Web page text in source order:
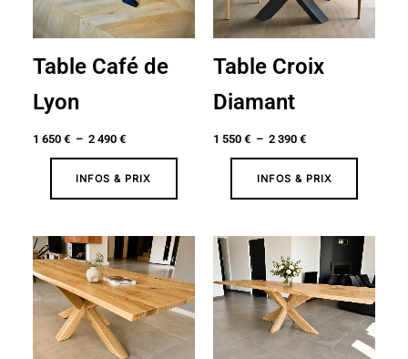
Table Café de
Lyon
1 650 € – 2 490 €
INFOS & PRIX
Table Croix
Diamant
1 550 € – 2 390 €
INFOS & PRIX
Plage
de
prix :
2
090 €
à
690 €
prix :
090 €
à
2
690 €